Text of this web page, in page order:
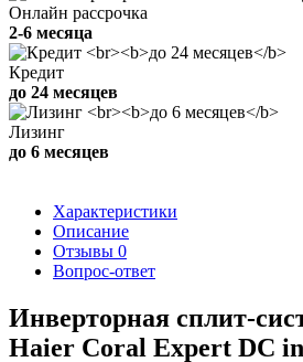
Онлайн рассрочка
2-6 месяца
Кредит
до 24 месяцев
Лизинг
до 6 месяцев
Характеристики
Описание
Отзывы 0
Вопрос-ответ
Инверторная сплит-
Haier Coral Expert DC